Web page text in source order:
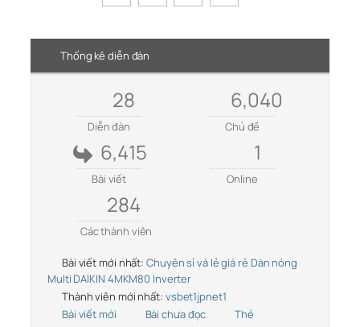
Thống kê diễn đàn
28
Diễn đàn
6,040
Chủ đề
6,415
Bài viết
1
Online
284
Các thành viên
Bài viết mới nhất: Chuyên sỉ và lẻ giá rẻ Dàn nóng
Multi DAIKIN 4MKM80 Inverter
Thành viên mới nhất: vsbet1jpnet1
Bài viết mới
Bài chưa đọc Thẻ